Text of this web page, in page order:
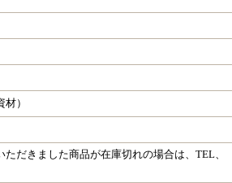
）
だきました商品が在庫切れの場合は、TEL、